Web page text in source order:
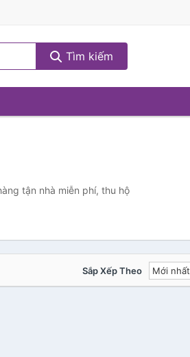
Tìm kiếm
tận nhà miễn phí, thu hộ
Sắp Xếp Theo